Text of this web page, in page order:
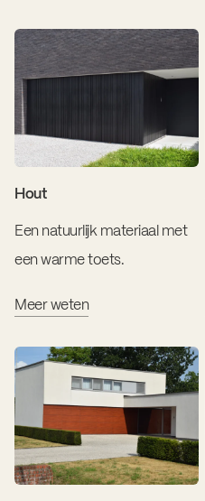
Hout
Een natuurlijk materiaal met
een warme toets.
Meer weten